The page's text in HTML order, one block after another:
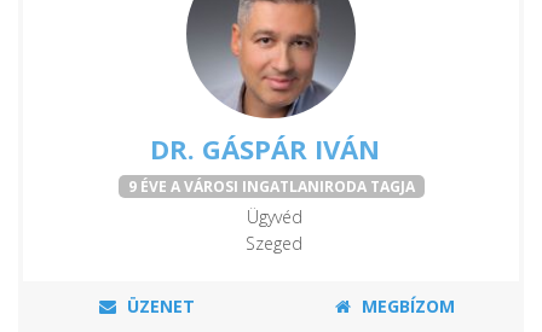
DR. GÁSPÁR IVÁN
9 ÉVE A VÁROSI INGATLANIRODA TAGJA
Ügyvéd
Szeged
ÜZENET MEGBÍZOM